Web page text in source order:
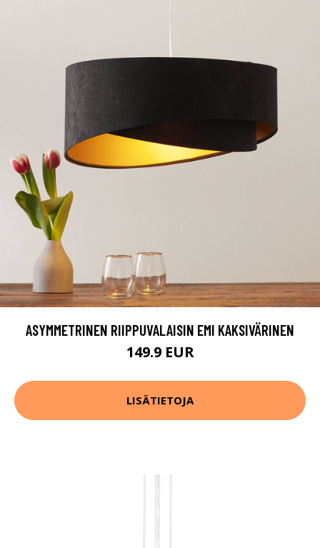
ASYMMETRINEN RIIPPUVALAISIN EMI KAKSIVÄRINEN
149.9 EUR
LISÄTIETOJA